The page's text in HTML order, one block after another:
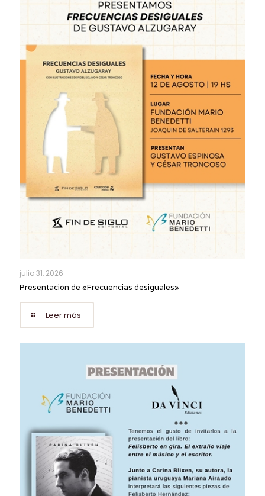
julio 31, 2026
Presentación de «Frecuencias desiguales»
Leer más